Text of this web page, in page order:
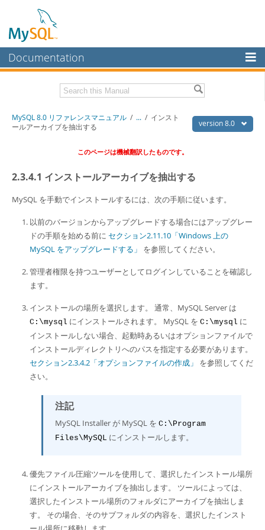
Documentation
MySQL Enterprise
Workbench
Connectors
More
MySQL.com
Downloads
Developer Zone
Download this Manual version 8.0
MySQL 8.0 リファレンスマニュアル / ... / インスト
ールアーカイブを抽出する
このページは機械翻訳したものです。
2.3.4.1 インストールアーカイブを抽出する
MySQL を手動でインストールするには、次の手順に従います。
以前のバージョンからアップグレードする場合にはアップグレー
ドの手順を始める前に セクション2.11.10「Windows 上の
MySQL をアップグレードする」
を参照してください。
管理者権限を持つユーザーとしてログインしていることを確認し
ます。
インストールの場所を選択します。 通常、MySQL Server は
C:\mysql にインストールされます。 MySQL を C:\mysql に
インストールしない場合、起動時あるいはオプションファイルで
インストールディレクトリへのパスを指定する必要があります。
セクション2.3.4.2「オプションファイルの作成」
を参照してくだ
さい。
注記
MySQL Installer が MySQL を C:\Program
Files\MySQL にインストールします。
優先ファイル圧縮ツールを使用して、選択したインストール場所
にインストールアーカイブを抽出します。 ツールによっては、
選択したインストール場所のフォルダにアーカイブを抽出しま
す。 その場合、そのサブフォルダの内容を、選択したインスト